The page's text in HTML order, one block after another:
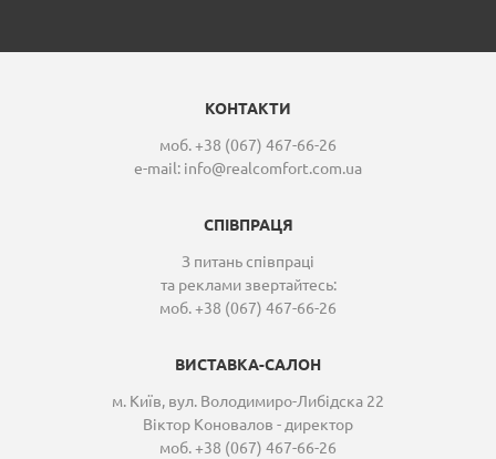
КОНТАКТИ
моб. +38 (067) 467-66-26
e-mail: info@realcomfort.com.ua
СПІВПРАЦЯ
З питань співпраці
та реклами звертайтесь:
моб. +38 (067) 467-66-26
ВИСТАВКА-САЛОН
м. Київ, вул. Володимиро-Либідска 22
Віктор Коновалов - директор
моб. +38 (067) 467-66-26